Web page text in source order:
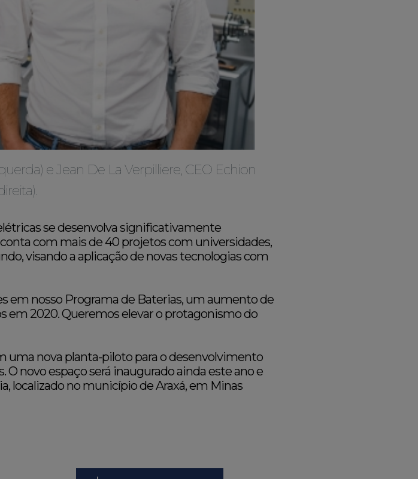
e Jean De La Verpilliere, CEO Echion
se desenvolva significativamente
com mais de 40 projetos com universidades,
visando a aplicação de novas tecnologias com
em nosso Programa de Baterias, um aumento de
em 2020. Queremos elevar o protagonismo do
uma nova planta-piloto para o desenvolvimento
novo espaço será inaugurado ainda este ano e
localizado no município de Araxá, em Minas